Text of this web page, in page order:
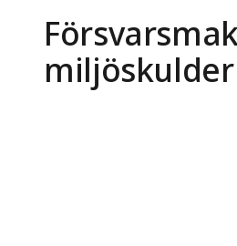
miljöskulder